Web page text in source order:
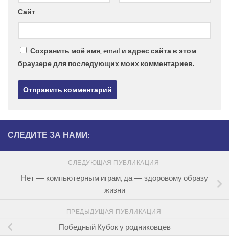
Сайт
Сохранить моё имя, email и адрес сайта в этом
браузере для последующих моих комментариев.
СЛЕДИТЕ ЗА НАМИ:
СЛЕДУЮЩАЯ ПУБЛИКАЦИЯ
Нет — компьютерным играм, да — здоровому образу
жизни
ПРЕДЫДУЩАЯ ПУБЛИКАЦИЯ
Победный Кубок у родниковцев